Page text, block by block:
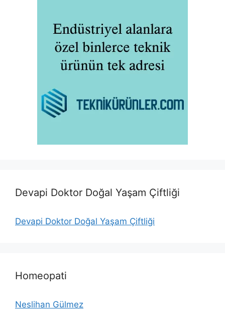
Devapi Doktor Doğal Yaşam Çiftliği
Devapi Doktor Doğal Yaşam Çiftliği
Homeopati
Neslihan Gülmez